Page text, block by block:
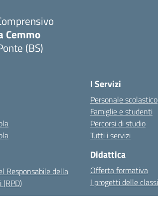
Cemmo
(BS)
Responsabile della
I Servizi
Personale scolastico
Famiglie e studenti
Percorsi di studio
Tutti i servizi
Didattica
Offerta formativa
I progetti delle classi